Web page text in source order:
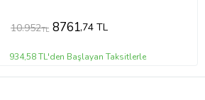
10.952TL 8761,74 TL
934,58 TL'den Başlayan Taksitlerle